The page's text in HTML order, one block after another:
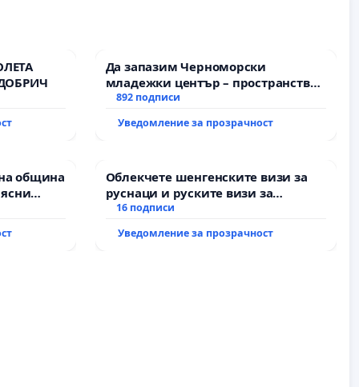
Да запазим Черноморски
младежки център – пространство
за младите на Варна
892 подписи
Уведомление за прозрачност
община
АД и от
Облекчете шенгенските визи за
руснаци и руските визи за
българи
16 подписи
Уведомление за прозрачност